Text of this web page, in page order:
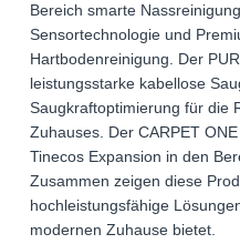
Bereich smarte
Sensortechnologie und
Hartbodenreinigung. Der
leistungsstarke kabellose
Saugkraftoptimierung für die
Zuhauses. Der CARPET
Tinecos Expansion in den
Zusammen zeigen diese
hochleistungsfähige
modernen Zuhause bietet.